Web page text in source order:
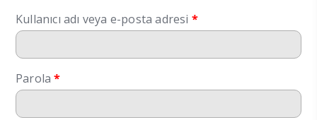
Kullanıcı adı veya e-posta adresi *Gerekli
Parola*Gerekli